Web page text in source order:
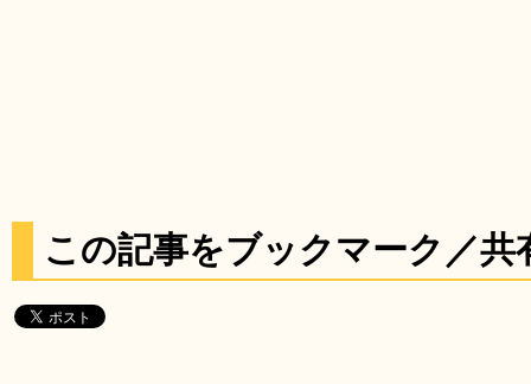
この記事をブックマーク／共